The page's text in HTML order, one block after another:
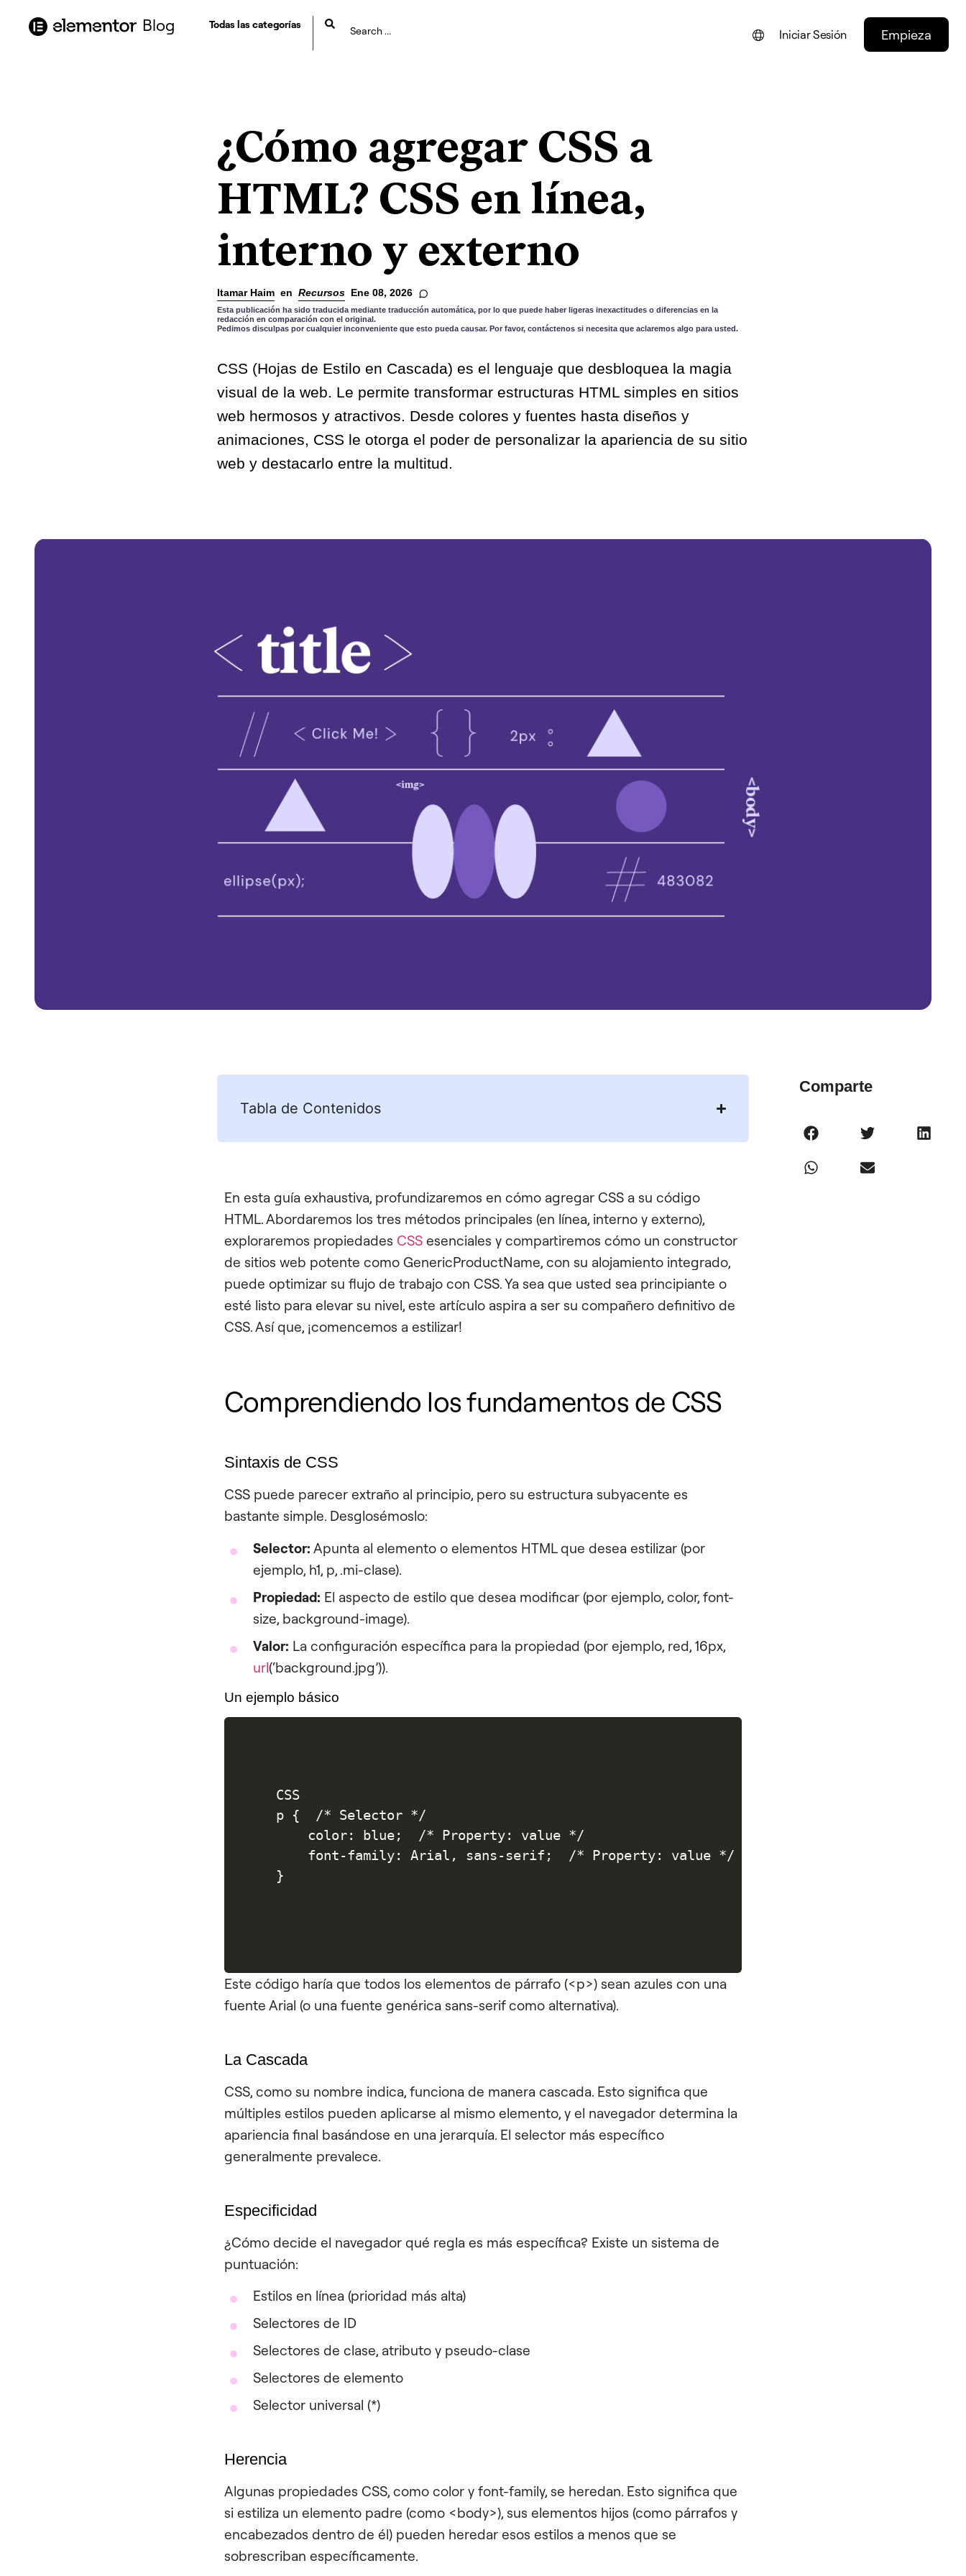
Blog Todas las categorías
Iniciar Sesión Empieza
¿Cómo agregar CSS a
HTML? CSS en línea,
interno y externo
Itamar Haim en Recursos Ene 08, 2026
Esta publicación ha sido traducida mediante traducción automática, por lo que puede haber ligeras inexactitudes o diferencias en la
redacción en comparación con el original.
Pedimos disculpas por cualquier inconveniente que esto pueda causar. Por favor, contáctenos si necesita que aclaremos algo para usted.
CSS (Hojas de Estilo en Cascada) es el lenguaje que desbloquea la magia
visual de la web. Le permite transformar estructuras HTML simples en sitios
web hermosos y atractivos. Desde colores y fuentes hasta diseños y
animaciones, CSS le otorga el poder de personalizar la apariencia de su sitio
web y destacarlo entre la multitud.
Tabla de Contenidos
En esta guía exhaustiva, profundizaremos en cómo agregar CSS a su código
HTML. Abordaremos los tres métodos principales (en línea, interno y externo),
exploraremos propiedades CSS esenciales y compartiremos cómo un constructor
de sitios web potente como GenericProductName, con su alojamiento integrado,
puede optimizar su flujo de trabajo con CSS. Ya sea que usted sea principiante o
esté listo para elevar su nivel, este artículo aspira a ser su compañero definitivo de
CSS. Así que, ¡comencemos a estilizar!
Comprendiendo los fundamentos de CSS
Sintaxis de CSS
CSS puede parecer extraño al principio, pero su estructura subyacente es
bastante simple. Desglosémoslo:
Selector: Apunta al elemento o elementos HTML que desea estilizar (por
ejemplo, h1, p, .mi-clase).
Propiedad: El aspecto de estilo que desea modificar (por ejemplo, color, font-
size, background-image).
Valor: La configuración específica para la propiedad (por ejemplo, red, 16px,
url(‘background.jpg’)).
Un ejemplo básico
CSS
p {  /* Selector */
    color: blue;  /* Property: value */
    font-family: Arial, sans-serif;  /* Property: value */
Este código haría que todos los elementos de párrafo (<p>) sean azules con una
fuente Arial (o una fuente genérica sans-serif como alternativa).
La Cascada
CSS, como su nombre indica, funciona de manera cascada. Esto significa que
múltiples estilos pueden aplicarse al mismo elemento, y el navegador determina la
apariencia final basándose en una jerarquía. El selector más específico
generalmente prevalece.
Especificidad
¿Cómo decide el navegador qué regla es más específica? Existe un sistema de
puntuación:
Estilos en línea (prioridad más alta)
Selectores de ID
Selectores de clase, atributo y pseudo-clase
Selectores de elemento
Selector universal (*)
Herencia
Algunas propiedades CSS, como color y font-family, se heredan. Esto significa que
si estiliza un elemento padre (como <body>), sus elementos hijos (como párrafos y
encabezados dentro de él) pueden heredar esos estilos a menos que se
sobrescriban específicamente.
Comparte